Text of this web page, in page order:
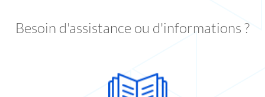
Besoin d'assistance ou d'informations ?